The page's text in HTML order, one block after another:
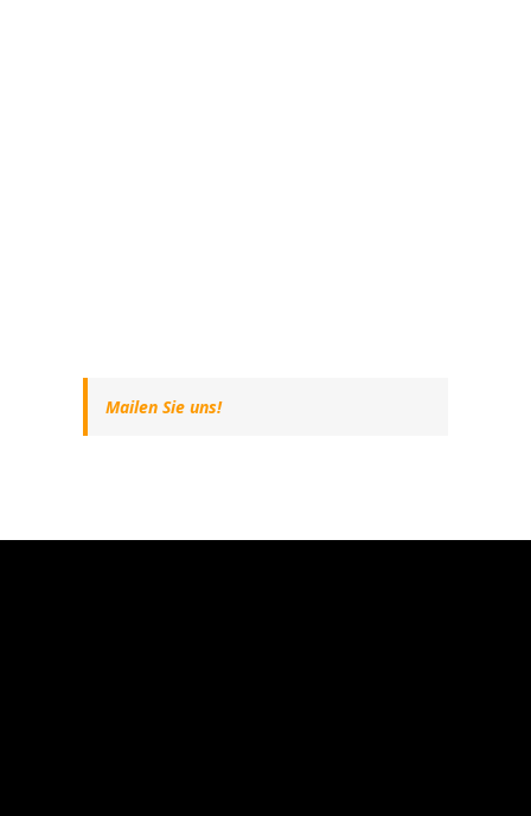
Mailen Sie uns!